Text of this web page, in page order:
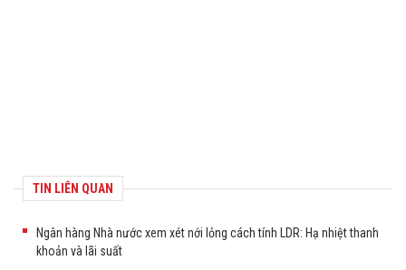
TIN LIÊN QUAN
Ngân hàng Nhà nước xem xét nới lỏng cách tính LDR: Hạ nhiệt thanh
khoản và lãi suất